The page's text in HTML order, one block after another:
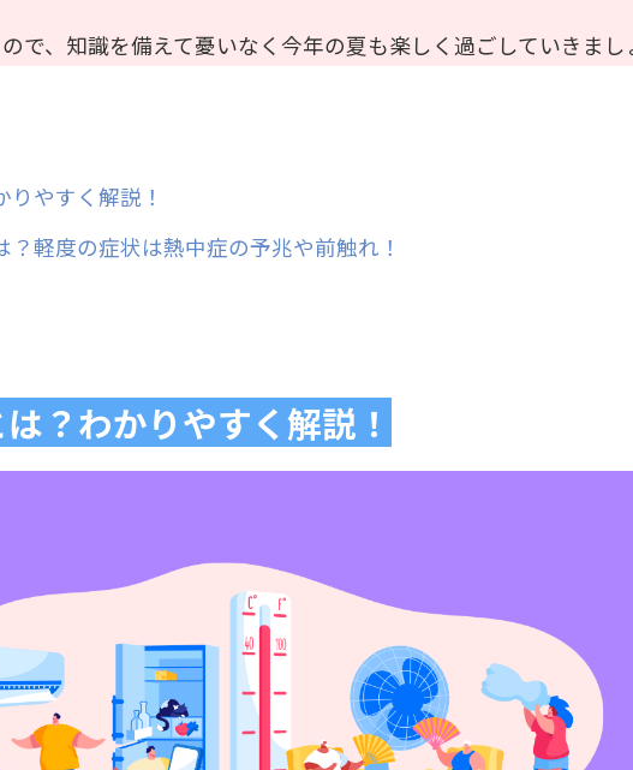
ので、知識を備えて憂いなく今年の夏も楽しく過ごしていきまし
やすく解説！
？軽度の症状は熱中症の予兆や前触れ！
？わかりやすく解説！